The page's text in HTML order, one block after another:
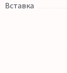
Вставка